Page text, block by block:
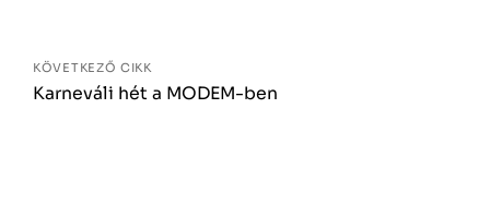
KÖVETKEZŐ CIKK
Karneváli hét a MODEM-ben